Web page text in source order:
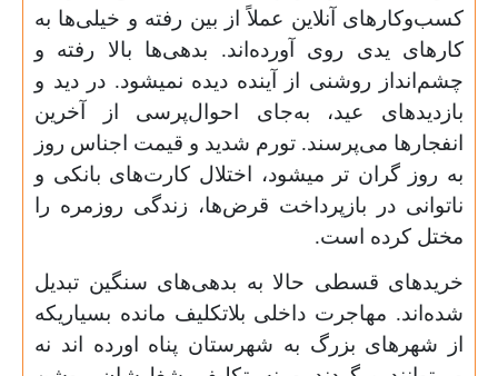
کسب‌وکارهای آنلاین عملاً از بین رفته و خیلی‌ها به
کارهای یدی روی آورده‌اند. بدهی‌ها بالا رفته و
چشم‌انداز روشنی از آینده دیده نمیشود. در دید و
بازدیدهای عید، به‌جای احوال‌پرسی از آخرین
انفجارها می‌پرسند. تورم شدید و قیمت اجناس روز
به روز گران تر میشود، اختلال کارت‌های بانکی و
ناتوانی در بازپرداخت قرض‌ها، زندگی روزمره را
مختل کرده است.
خریدهای قسطی حالا به بدهی‌های سنگین تبدیل
شده‌اند. مهاجرت داخلی بلاتکلیف مانده بسیاریکه
از شهرهای بزرگ به شهرستان پناه اورده اند نه